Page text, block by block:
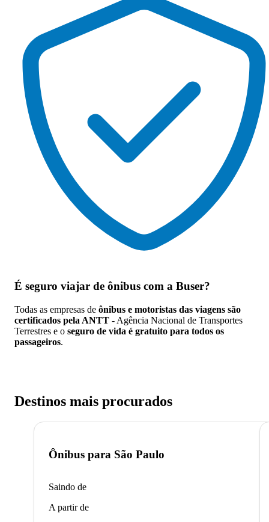
É seguro viajar de ônibus com a Buser?
Todas as empresas de ônibus e motoristas das viagens são
certificados pela ANTT - Agência Nacional de Transportes
Terrestres e o seguro de vida é gratuito para todos os
passageiros.
Destinos mais procurados
Ônibus para São Paulo
Saindo de
A partir de